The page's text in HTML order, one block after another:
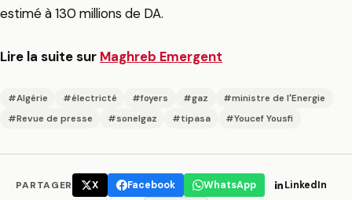
estimé à 130 millions de DA.
Lire la suite sur Maghreb Emergent
#Algérie #électricté #foyers #gaz
#ministre de l'Energie
#Revue de presse
#sonelgaz #tipasa #Youcef Yousfi
PARTAGER X Facebook WhatsApp
LinkedIn